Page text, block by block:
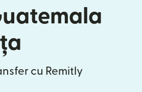
cu Remitly